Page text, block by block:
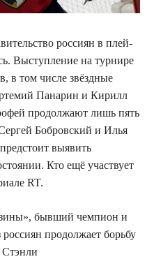
россиян в плей-
Выступление на турнире
в том числе звёздные
Панарин и Кирилл
продолжают лишь пять
Бобровский и Илья
выявить
Кто ещё участвует
RT.